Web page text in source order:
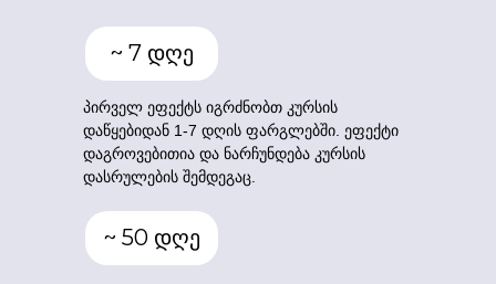
~ 7 დღე
~ 50 დღე
პირველ ეფექტს იგრძნობთ კურსის
დაწყებიდან 1-7 დღის ფარგლებში. ეფექტი
დაგროვებითია და ნარჩუნდება კურსის
დასრულების შემდეგაც.